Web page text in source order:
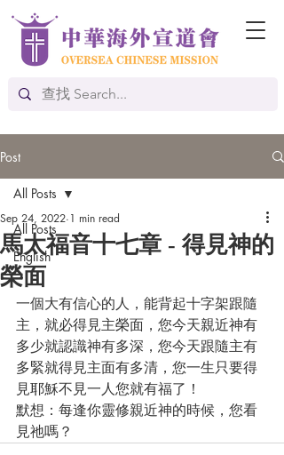
Post
All Posts
English
All Posts
馬太福音十七章 - 得見神的
榮面
Sep 24, 2022 1 min read
一個大有信心的人，能背起十字架跟隨
主，就必得見主榮面，您今天親近神有
多少就認識神有多深，您今天跟隨主有
多緊就得見主面有多清，您一生只要得
見耶穌不見一人您就有福了！
默想：每逢你靈修親近神的時候，您看
見祂嗎？